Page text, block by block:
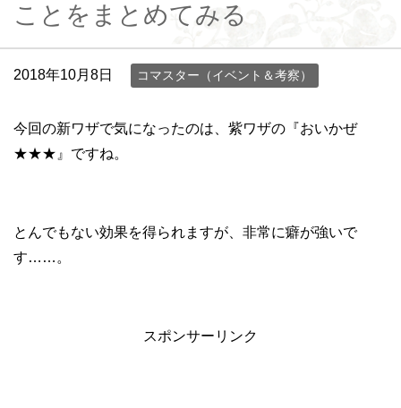
ことをまとめてみる
2018年10月8日 コマスター（イベント＆考察）
今回の新ワザで気になったのは、紫ワザの『おいかぜ
★★★』ですね。
とんでもない効果を得られますが、非常に癖が強いで
す……。
スポンサーリンク